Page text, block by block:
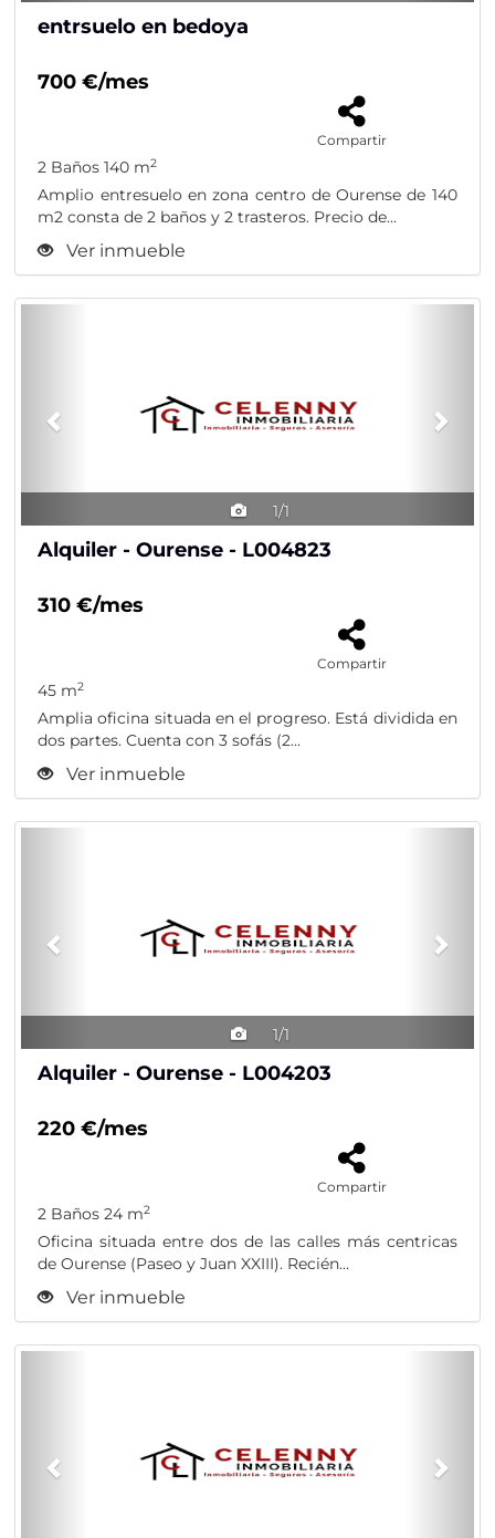
entrsuelo en bedoya
700 €/mes
Compartir
2 Baños 140 m2
Amplio entresuelo en zona centro de Ourense de 140
m2 consta de 2 baños y 2 trasteros. Precio de...
Ver inmueble
1/1
Alquiler - Ourense - L004823
310 €/mes
Compartir
45 m2
Amplia oficina situada en el progreso. Está dividida en
dos partes. Cuenta con 3 sofás (2...
Ver inmueble
1/1
Alquiler - Ourense - L004203
220 €/mes
Compartir
2 Baños 24 m2
Oficina situada entre dos de las calles más centricas
de Ourense (Paseo y Juan XXIII). Recién...
Ver inmueble